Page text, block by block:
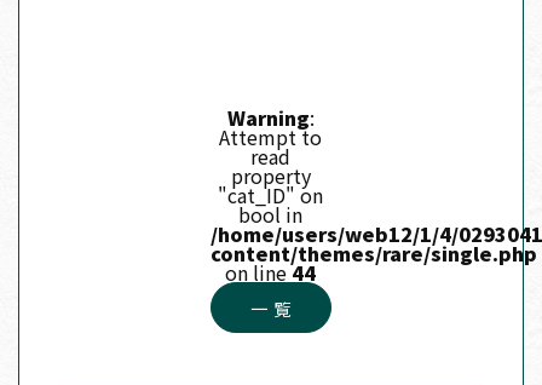
Warning:
Attempt to
read
property
"cat_ID" on
bool in
/home/users/web12/1/4/
content/themes/rare/single.php
on line44
一 覧